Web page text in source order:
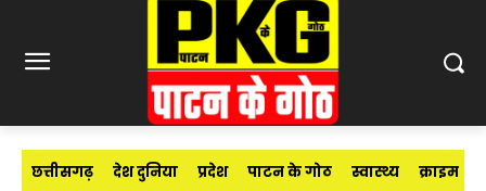
छत्तीसगढ़ देश दुनिया प्रदेश पाटन के गोठ स्वास्थ्य क्राइम